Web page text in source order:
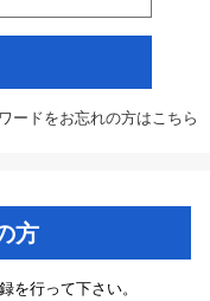
ードをお忘れの方はこちら
方
を行って下さい。